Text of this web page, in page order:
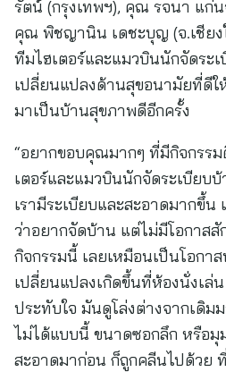
รัตน์ (กรุงเทพฯ), คุณ รจนา แก่
คุณ พิชญานิน เดชะบุญ (จ.เชียง
ทีมไฮเตอร์และแมวบินนักจัดระ
เปลี่ยนแปลงด้านสุขอนามัยที่ดีใ
มาเป็นบ้านสุขภาพดีอีกครั้ง
“อยากขอบคุณมากๆ ที่มีกิจกรร
เตอร์และแมวบินนักจัดระเบียบ
เรามีระเบียบและสะอาดมากขึ้น
ว่าอยากจัดบ้าน แต่ไม่มีโอกาสสั
กิจกรรมนี้ เลยเหมือนเป็นโอกา
เปลี่ยนแปลงเกิดขึ้นที่ห้องนั่งเล่
ประทับใจ มันดูโล่งต่างจากเดิม
ไม่ได้แบบนี้ ขนาดซอกลึก หรือมุ
สะอาดมาก่อน ก็ถูกคลีนไปด้วย